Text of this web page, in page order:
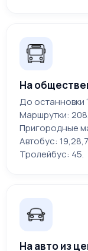
На
До останновки
Маршрутки:
Пригородные
Автобус:
Тролейбус: 45.
На авто из